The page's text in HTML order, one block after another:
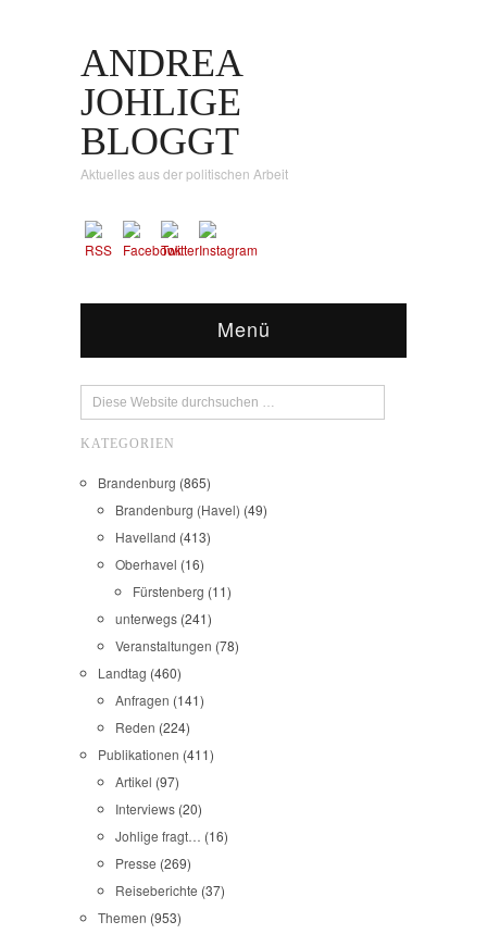
ANDREA
JOHLIGE
BLOGGT
Aktuelles aus der politischen Arbeit
Menü
KATEGORIEN
Brandenburg (865)
Brandenburg (Havel) (49)
Havelland (413)
Oberhavel (16)
Fürstenberg (11)
unterwegs (241)
Veranstaltungen (78)
Landtag (460)
Anfragen (141)
Reden (224)
Publikationen (411)
Artikel (97)
Interviews (20)
Johlige fragt… (16)
Presse (269)
Reiseberichte (37)
Themen (953)